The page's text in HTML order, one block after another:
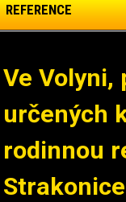
REFERENCE
Ve Volyni,
určených
rodinnou
Strakonice